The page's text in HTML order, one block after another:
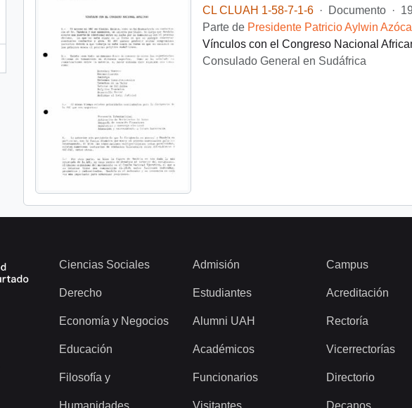
CL CLUAH 1-58-7-1-6
· Documento ·
Parte de Presidente Patricio Aylwin
Vínculos con el Congreso Nacional
Consulado General en Sudáfrica
Ciencias Sociales
Derecho
Economía y Negocios
Educación
Filosofía y
Humanidades
Admisión
Estudiantes
Alumni UAH
Académicos
Funcionarios
Visitantes
Campus
Acreditación
Rectoría
Vicerrectorías
Directorio
Decanos